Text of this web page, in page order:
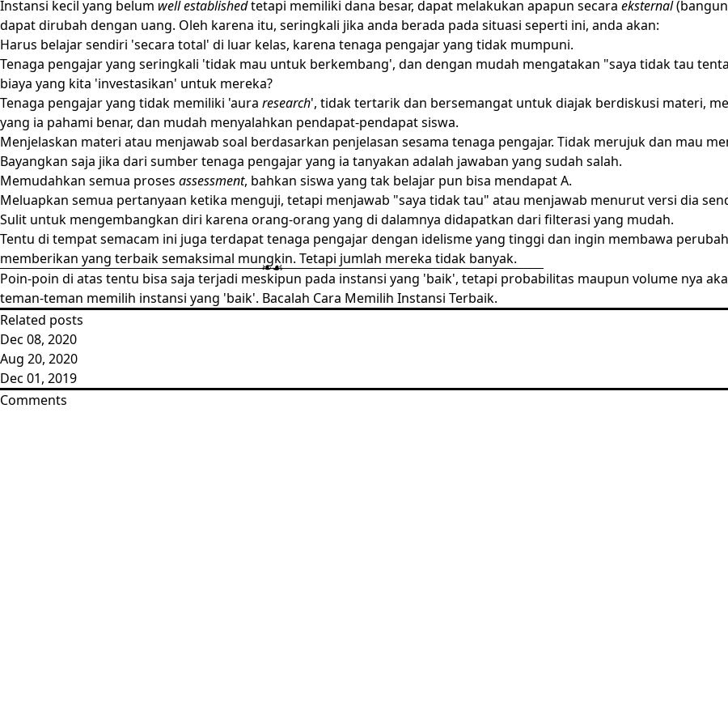
Instansi kecil yang belum well establishedtetapi memiliki dana besar, dapat melakukan apapun secara eksternal
dapat dirubah dengan uang. Oleh karena itu, seringkali jika anda berada pada situasi seperti ini, anda akan:
Harus belajar sendiri 'secara total' di luar kelas, karena tenaga pengajar yang tidak mumpuni.
Tenaga pengajar yang seringkali 'tidak mau untuk berkembang', dan dengan mudah mengatakan "saya tidak tau
biaya yang kita 'investasikan' untuk mereka?
Tenaga pengajar yang tidak memiliki 'aura research', tidak tertarik dan bersemangat untuk diajak berdiskusi materi,
yang ia pahami benar, dan mudah menyalahkan pendapat-pendapat siswa.
Menjelaskan materi atau menjawab soal berdasarkan penjelasan sesama tenaga pengajar. Tidak merujuk dan mau
Bayangkan saja jika dari sumber tenaga pengajar yang ia tanyakan adalah jawaban yang sudah salah.
Memudahkan semua proses assessment, bahkan siswa yang tak belajar pun bisa mendapat A.
Meluapkan semua pertanyaan ketika menguji, tetapi menjawab "saya tidak tau" atau menjawab menurut versi dia
Sulit untuk mengembangkan diri karena orang-orang yang di dalamnya didapatkan dari filterasi yang mudah.
Tentu di tempat semacam ini juga terdapat tenaga pengajar dengan idelisme yang tinggi dan ingin membawa
memberikan yang terbaik semaksimal mungkin. Tetapi jumlah mereka tidak banyak.
Poin-poin di atas tentu bisa saja terjadi meskipun pada instansi yang 'baik', tetapi probabilitas maupun volume nya
teman-teman memilih instansi yang 'baik'. Bacalah Cara Memilih Instansi Terbaik.
Related posts
Dec 08, 2020
Aug 20, 2020
Dec 01, 2019
Comments